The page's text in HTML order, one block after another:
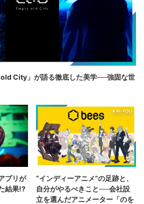
City」が語る徹底した美学──強固な世
プリが
結果!?
“インディーアニメ“の足跡と、
自分がやるべきこと──会社設
立を選んだアニメーター「のを